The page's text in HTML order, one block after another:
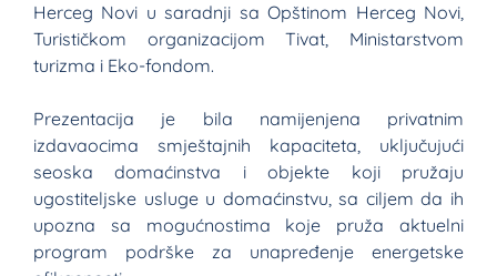
Herceg Novi u saradnji sa Opštinom Herceg Novi,
Turističkom organizacijom Tivat, Ministarstvom
turizma i Eko-fondom.
Prezentacija je bila namijenjena privatnim
izdavaocima smještajnih kapaciteta, uključujući
seoska domaćinstva i objekte koji pružaju
ugostiteljske usluge u domaćinstvu, sa ciljem da ih
upozna sa mogućnostima koje pruža aktuelni
program podrške za unapređenje energetske